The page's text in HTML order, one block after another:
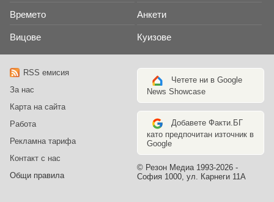
Времето Анкети
Вицове Куизове
RSS емисия
За нас
Карта на сайта
Работа
Рекламна тарифа
Контакт с нас
Общи правила
Четете ни в Google
News Showcase
Добавете Факти.БГ
като предпочитан източник в
Google
© Резон Медиа 1993-2026 -
София 1000, ул. Карнеги 11А